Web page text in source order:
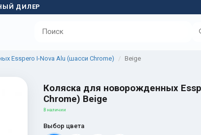
ДИЛЕР
Esspero I-Nova Alu (шасси Chrome) Beige
Коляска для новорожденных
Chrome) Beige
В наличии
Выбор цвета